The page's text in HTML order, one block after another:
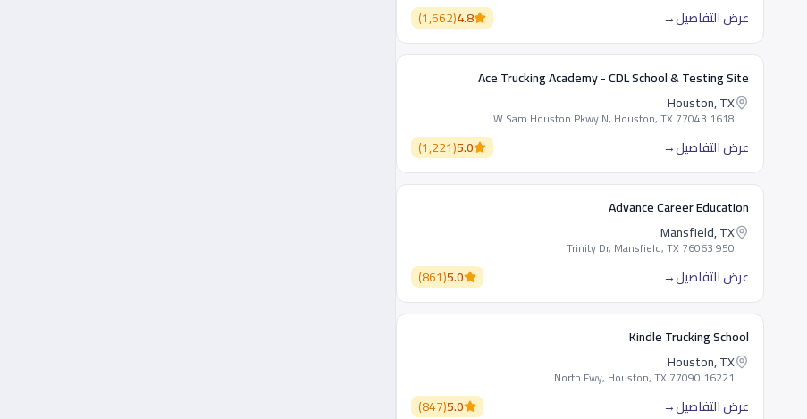
عرض التفاصيل→
4.8
(
1,662
)
Ace Trucking Academy - CDL School & Testing Site
Houston, TX
1618 W Sam Houston Pkwy N, Houston, TX 77043
عرض التفاصيل→
5.0
(
1,221
)
Advance Career Education
Mansfield, TX
950 Trinity Dr, Mansfield, TX 76063
عرض التفاصيل→
5.0
(
861
)
Kindle Trucking School
Houston, TX
16221 North Fwy, Houston, TX 77090
عرض التفاصيل→
5.0
(
847
)